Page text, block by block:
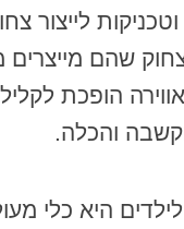
לייצור
שהם
הופכת
והכלה.
היא כלי